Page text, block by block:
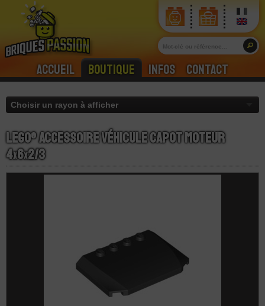
Accueil Boutique Infos Contact
LEGO® Accessoire Véhicule Capot Moteur
4x6x2/3